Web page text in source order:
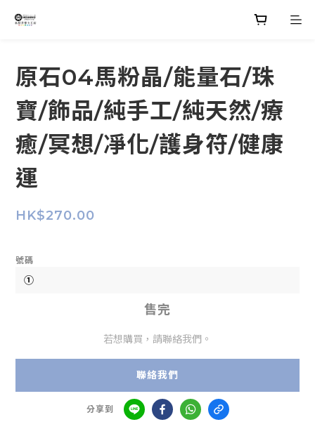
原石04馬粉晶/能量石/珠
寶/飾品/純手工/純天然/療
癒/冥想/凈化/護身符/健康
運
HK$270.00
號碼
售完
若想購買，請聯絡我們。
聯絡我們
分享到